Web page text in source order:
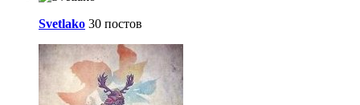
Svetlako 30 постов